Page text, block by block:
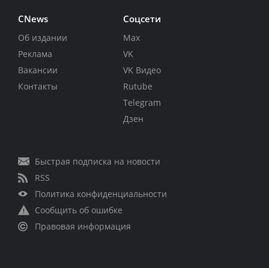
CNews
Об издании
Реклама
Вакансии
Контакты
Соцсети
Max
VK
VK Видео
Rutube
Telegram
Дзен
Быстрая подписка на новости
RSS
Политика конфиденциальности
Сообщить об ошибке
Правовая информация